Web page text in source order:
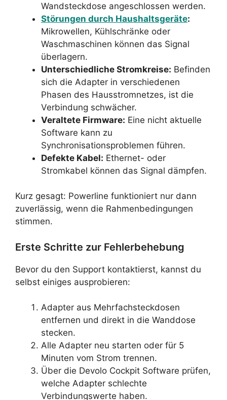
Wandsteckdose angeschlossen werden.
Störungen durch Haushaltsgeräte:
Mikrowellen, Kühlschränke oder
Waschmaschinen können das Signal
überlagern.
Unterschiedliche Stromkreise: Befinden
sich die Adapter in verschiedenen
Phasen des Hausstromnetzes, ist die
Verbindung schwächer.
Veraltete Firmware: Eine nicht aktuelle
Software kann zu
Synchronisationsproblemen führen.
Defekte Kabel: Ethernet- oder
Stromkabel können das Signal dämpfen.
Kurz gesagt: Powerline funktioniert nur dann
zuverlässig, wenn die Rahmenbedingungen
stimmen.
Erste Schritte zur Fehlerbehebung
Bevor du den Support kontaktierst, kannst du
selbst einiges ausprobieren:
Adapter aus Mehrfachsteckdosen
entfernen und direkt in die Wanddose
stecken.
Alle Adapter neu starten oder für 5
Minuten vom Strom trennen.
Über die Devolo Cockpit Software prüfen,
welche Adapter schlechte
Verbindungswerte haben.